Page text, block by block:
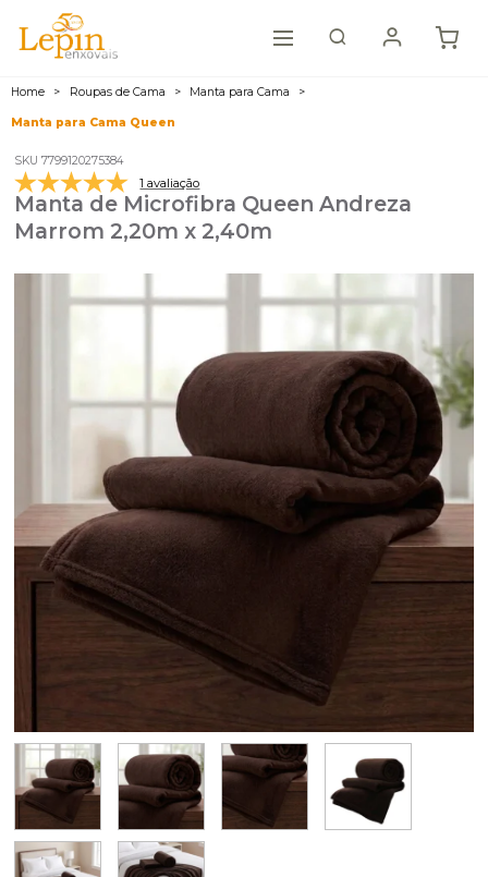
Home Roupas de Cama Manta para Cama
Manta para Cama Queen
SKU 7799120275384
1 avaliação
Manta de Microfibra Queen Andreza
Marrom 2,20m x 2,40m